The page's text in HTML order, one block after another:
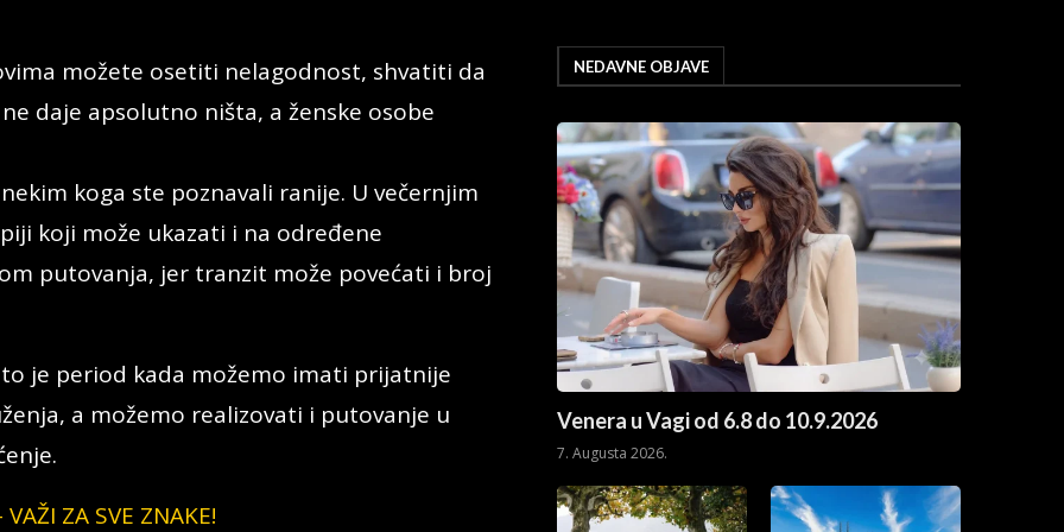
možete osetiti nelagodnost, shvatiti da
daje apsolutno ništa, a ženske osobe
koga ste poznavali ranije. U večernjim
koji može ukazati i na određene
putovanja, jer tranzit može povećati i broj
je period kada možemo imati prijatnije
a možemo realizovati i putovanje u
ZA SVE ZNAKE!
NEDAVNE OBJAVE
Venera u Vagi od 6.8 do 10.9.2026
7. Augusta 2026.